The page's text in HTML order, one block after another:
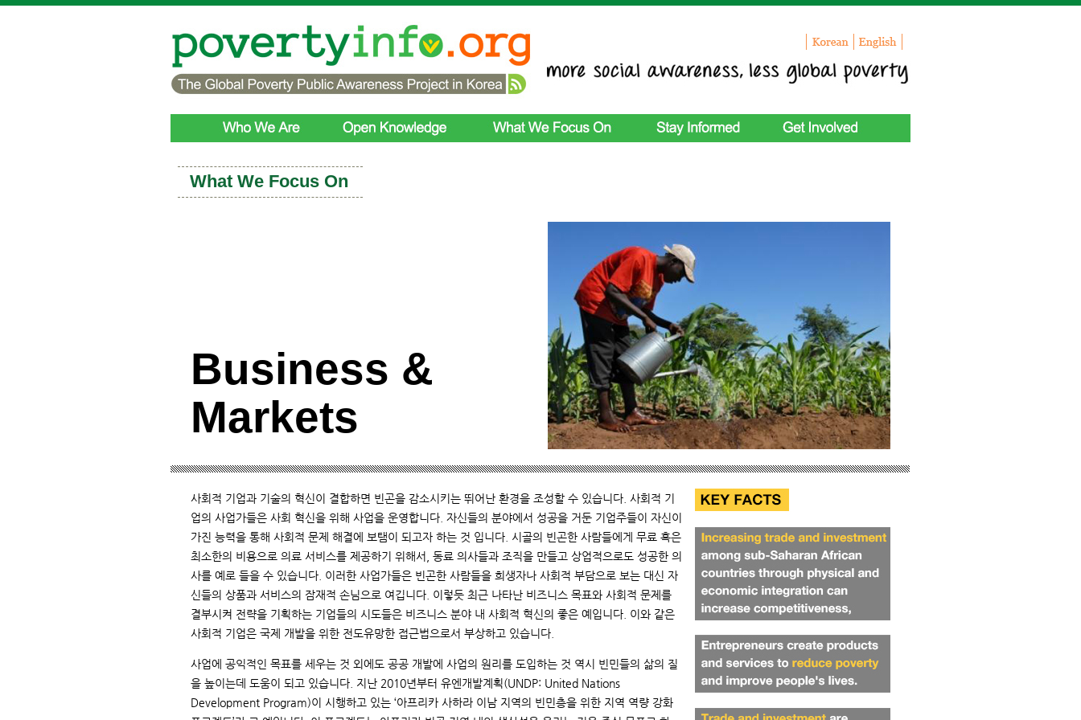
What We Focus On
Business &
Markets
사회적 기업과 기술의 혁신이 결합하면 빈곤을 감소시키는 뛰어난 환경을 조성할 수 있습니다. 사회적 기
업의 사업가들은 사회 혁신을 위해 사업을 운영합니다. 자신들의 분야에서 성공을 거둔 기업주들이 자신이
가진 능력을 통해 사회적 문제 해결에 보탬이 되고자 하는 것 입니다. 시골의 빈곤한 사람들에게 무료 혹은
최소한의 비용으로 의료 서비스를 제공하기 위해서, 동료 의사들과 조직을 만들고 상업적으로도 성공한 의
사를 예로 들을 수 있습니다. 이러한 사업가들은 빈곤한 사람들을 희생자나 사회적 부담으로 보는 대신 자
신들의 상품과 서비스의 잠재적 손님으로 여깁니다. 이렇듯 최근 나타난 비즈니스 목표와 사회적 문제를
결부시켜 전략을 기획하는 기업들의 시도들은 비즈니스 분야 내 사회적 혁신의 좋은 예입니다. 이와 같은
사회적 기업은 국제 개발을 위한 전도유망한 접근법으로서 부상하고 있습니다.
사업에 공익적인 목표를 세우는 것 외에도 공공 개발에 사업의 원리를 도입하는 것 역시 빈민들의 삶의 질
을 높이는데 도움이 되고 있습니다. 지난 2010년부터 유엔개발계획(UNDP: United Nations
Development Program)이 시행하고 있는 ‘아프리카 사하라 이남 지역의 빈민층을 위한 지역 역량 강화